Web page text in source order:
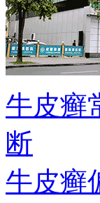
牛皮癣
断
牛皮癣